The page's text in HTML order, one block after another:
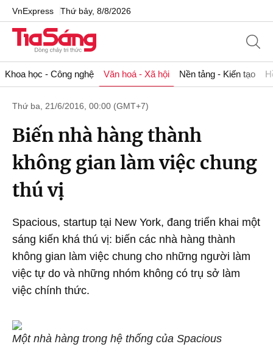
VnExpress Thứ bảy, 8/8/2026
Khoa học - Công nghệ Văn hoá - Xã hội Nền tảng - Kiến tạo
Thứ ba, 21/6/2016, 00:00 (GMT+7)
Biến nhà hàng thành
không gian làm việc chung
thú vị
Spacious, startup tại New York, đang triển khai một
sáng kiến khá thú vị: biến các nhà hàng thành
không gian làm việc chung cho những người làm
việc tự do và những nhóm không có trụ sở làm
việc chính thức.
Một nhà hàng trong hệ thống của Spacious